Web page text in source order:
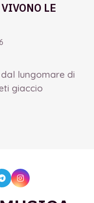
LE
lungomare di
giaccio